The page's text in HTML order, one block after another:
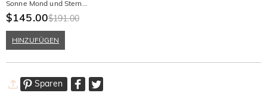
Sonne Mond und Stern
Kuppelring für Damen
$145.00$191.00
HINZUFÜGEN
Sparen